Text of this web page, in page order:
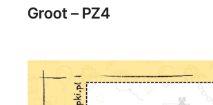
Groot – PZ4